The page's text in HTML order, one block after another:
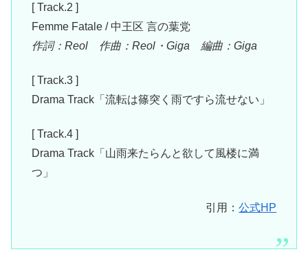
[ Track.2 ]
Femme Fatale / 中王区 言の葉党
作詞：Reol 作曲：Reol・Giga 編曲：Giga
[ Track.3 ]
Drama Track「流転は篠突く雨ですら流せない」
[ Track.4 ]
Drama Track「山雨来たらんと欲して風楼に満
つ」
引用：公式HP